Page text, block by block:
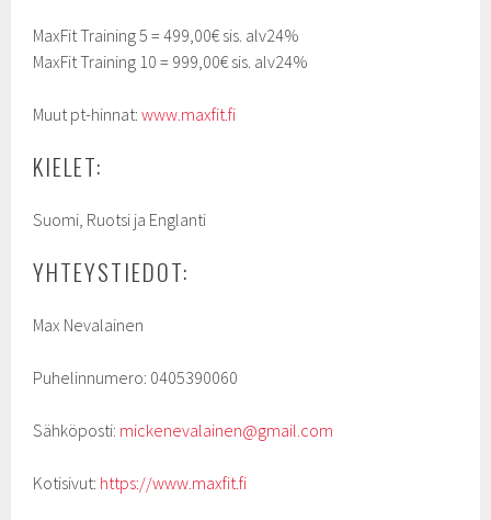
MaxFit Training 5 = 499,00€ sis. alv24%
MaxFit Training 10 = 999,00€ sis. alv24%
Muut pt-hinnat:www.maxfit.fi
KIELET:
Suomi, Ruotsi ja Englanti
YHTEYSTIEDOT:
Max Nevalainen
Puhelinnumero: 0405390060
Sähköposti: mickenevalainen@gmail.com
Kotisivut: https://www.maxfit.fi